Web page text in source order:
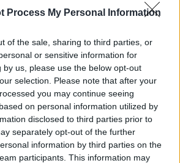
Process My Personal Information
of the sale, sharing to third parties, or
or sensitive information for
by us, please use the below opt-out
selection. Please note that after your
you may continue seeing
on personal information utilized by
disclosed to third parties prior to
separately opt-out of the further
information by third parties on the
participants. This information may
Hivatal (APEH) értekezletén
szerint.
azok, akik átléptek a fehér zónába,
ott is maradnak, és befizetik a
és járulékot" - hangsúlyozta a
50 milliárd forintnyi többletbevétel,
százaléka, vagyis nagyjából a hiány
Veres elmondta, hogy 2008 közepéig